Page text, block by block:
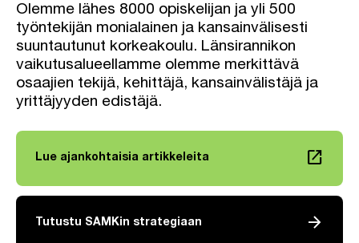
Olemme lähes 8000 opiskelijan ja yli 500
työntekijän monialainen ja kansainvälisesti
suuntautunut korkeakoulu. Länsirannikon
vaikutusalueellamme olemme merkittävä
osaajien tekijä, kehittäjä, kansainvälistäjä ja
yrittäjyyden edistäjä.
Lue ajankohtaisia artikkeleita
Linkki avautuu uuteen välilehteen launch
Tutustu SAMKin strategiaan arrow_forward